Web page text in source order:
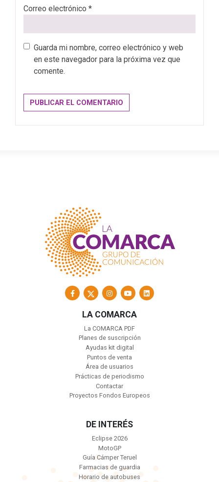
Correo electrónico *
Guarda mi nombre, correo electrónico y web
en este navegador para la próxima vez que
comente.
LA COMARCA
La COMARCA PDF
Planes de suscripción
Ayudas kit digital
Puntos de venta
Área de usuarios
Prácticas de periodismo
Contactar
Proyectos Fondos Europeos
DE INTERÉS
Eclipse 2026
MotoGP
Guía Cámper Teruel
Farmacias de guardia
Horario de autobuses